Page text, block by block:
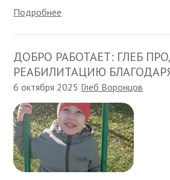
Подробнее
ДОБРО РАБОТАЕТ: ГЛЕБ
РЕАБИЛИТАЦИЮ
6 октября 2025 Глеб Воронцов